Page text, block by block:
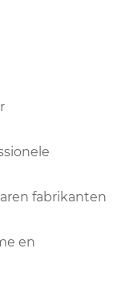
fabrikanten
en